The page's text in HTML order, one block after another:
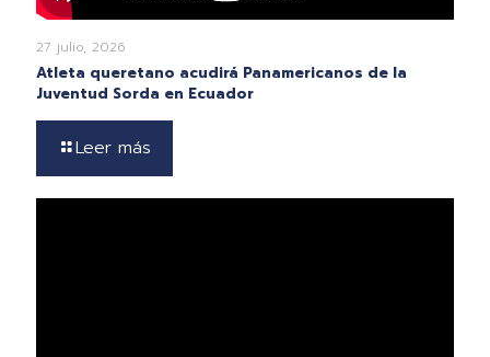
27 julio, 2026
Atleta queretano acudirá Panamericanos de la
Juventud Sorda en Ecuador
Leer más